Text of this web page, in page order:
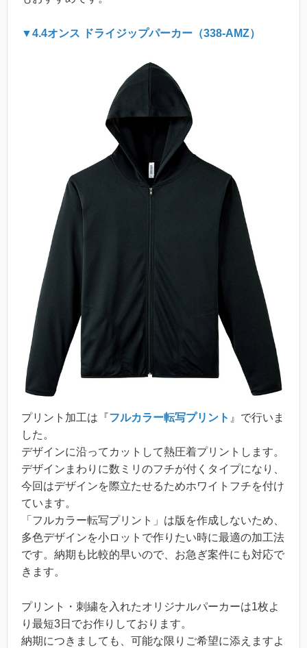
▼4.4オンス ドライジップパーカー（338-AMZ）
プリント加工は『 フルカラー転写プリント 』で行いま
した。
デザインに沿ってカットして熱圧着プリントします。
デザインまわりに数ミリのフチが付くタイプになり、
今回はデザインを際立たせるためホワイトフチを付け
ています。
「フルカラー転写プリント」は版を作成しないため、
多色デザインを小ロットで作りたい時に最適の加工法
です。納期も比較的早いので、お急ぎ案件にも対応で
きます。
プリント・刺繍を入れたオリジナルパーカーは1枚よ
り最短3日でお作りしております。
納期につきましても、可能な限りご希望に添えますよ